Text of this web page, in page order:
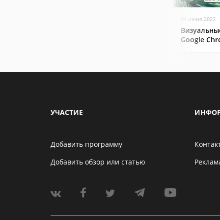
04 июня 2022
Google
УЧАСТИЕ
Добавить программу
Добавить обзор или статью